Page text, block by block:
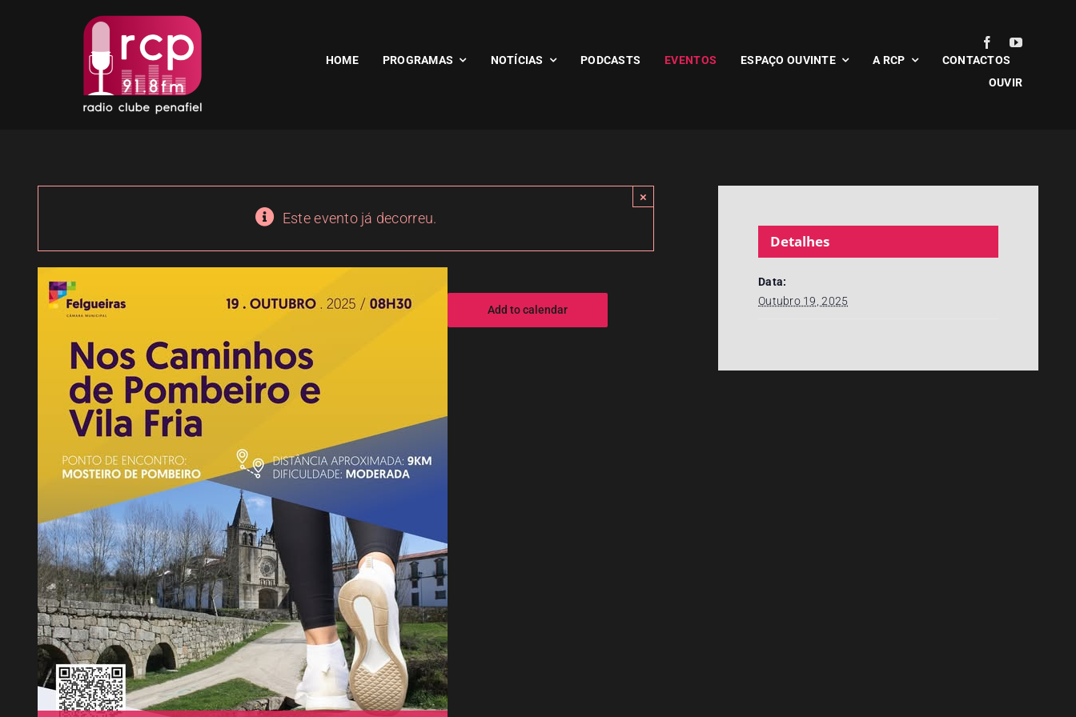
HOME PROGRAMAS NOTÍCIAS PODCASTS EVENTOS ESPAÇO OUVINTE A RCP
CONTACTOS
OUVIR
Este evento já decorreu.
×
Add to calendar
Detalhes
Data:
Outubro 19, 2025